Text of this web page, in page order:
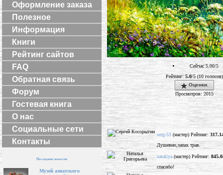
Оформление заказа
Полезное
Информация
Книги
Рейтинг сайтов
FAQ
Обратная связь
Форум
Гостевая книга
О нас
Социальные сети
Контакты
Последние новости
Музей азиатского
Сейчас 5.00/5
Рейтинг:5.0/5 (10 голосов)
Оценки.
Просмотров: 2015
serg-53 (мастер) Рейтинг:
Душевно,запах трав.
nataliya (мастер) Рейтинг:
спасибо!